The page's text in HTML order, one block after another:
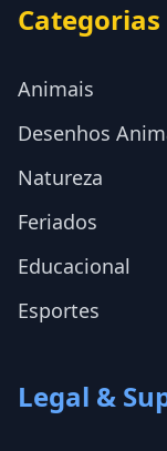
Categorias
Animais
Desenhos
Natureza
Feriados
Educacional
Esportes
Legal &